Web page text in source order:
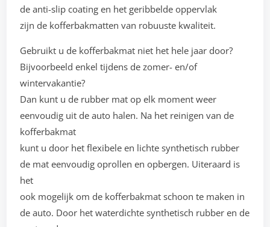
de anti-slip coating en het geribbelde oppervlak
zijn de kofferbakmatten van robuuste kwaliteit.
Gebruikt u de kofferbakmat niet het hele jaar door?
Bijvoorbeeld enkel tijdens de zomer- en/of
wintervakantie?
Dan kunt u de rubber mat op elk moment weer
eenvoudig uit de auto halen. Na het reinigen van de
kofferbakmat
kunt u door het flexibele en lichte synthetisch rubber
de mat eenvoudig oprollen en opbergen. Uiteraard is
het
ook mogelijk om de kofferbakmat schoon te maken in
de auto. Door het waterdichte synthetisch rubber en de